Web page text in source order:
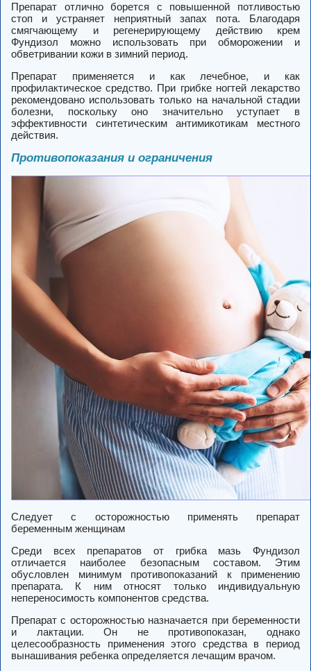
Препарат отлично борется с повышенной потливостью
стоп и устраняет неприятный запах пота. Благодаря
смягчающему и регенерирующему действию крем
Фундизол можно использовать при обморожении и
обветривании кожи в зимний период.
Препарат применяется и как лечебное, и как
профилактическое средство. При грибке ногтей лекарство
рекомендовано использовать только на начальной стадии
болезни, поскольку оно значительно уступает в
эффективности синтетическим антимикотикам местного
действия.
Противопоказания и ограничения
Следует с осторожностью применять препарат
беременным женщинам
Среди всех препаратов от грибка мазь Фундизол
отличается наиболее безопасным составом. Этим
обусловлен минимум противопоказаний к применению
препарата. К ним относят только индивидуальную
непереносимость компонентов средства.
Препарат с осторожностью назначается при беременности
и лактации. Он не противопоказан, однако
целесообразность применения этого средства в период
вынашивания ребенка определяется лечащим врачом.